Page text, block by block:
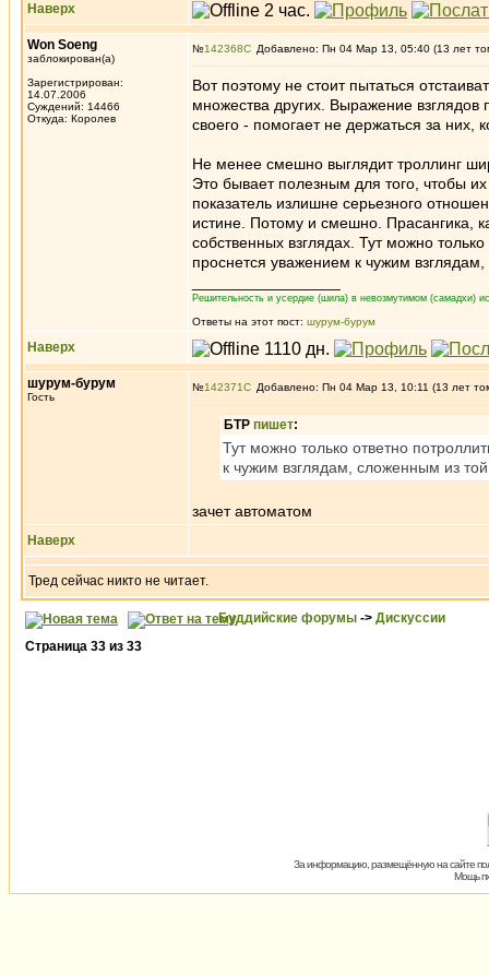
Наверх
Won Soeng
заблокирован(а)
Зарегистрирован:
14.07.2006
Суждений: 14466
Откуда: Королев
№142368 Добавлено: Пн 04 Мар 13, 05:40 (13 лет
Вот поэтому не стоит пытаться
множества других. Выражение взглядов
своего - помогает не держаться за них,
Не менее смешно выглядит троллинг
Это бывает полезным для того, чтобы
показатель излишне серьезного
истине. Потому и смешно. Прасангика,
собственных взглядах. Тут можно
проснется уважением к чужим
Решительность и усердие (шила) в невозмутимом (самадхи)
Ответы на этот пост: шурум-бурум
Наверх
шурум-бурум
Гость
№142371 Добавлено: Пн 04 Мар 13, 10:11 (13 лет
БТР пишет:
Тут можно только ответно
к чужим взглядам, сложенным из
зачет автоматом
Наверх
Тред сейчас никто не читает.
Буддийские форумы -> Дискуссии
Страница 33 из 33
За информацию, размещённую на сайте
Мощь